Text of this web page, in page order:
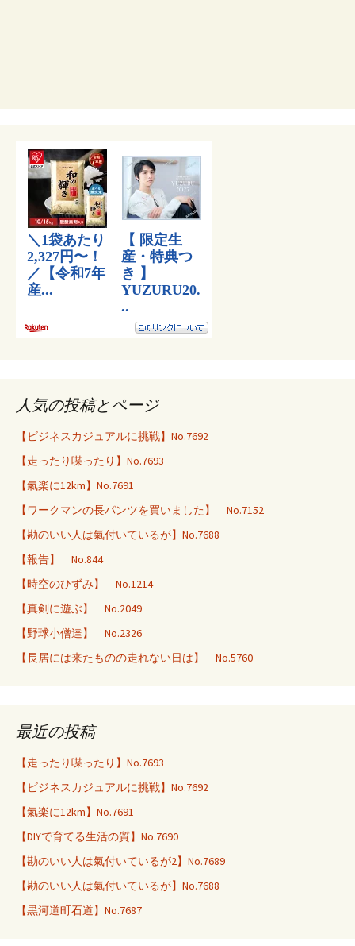
人気の投稿とページ
【ビジネスカジュアルに挑戦】No.7692
【走ったり喋ったり】No.7693
【氣楽に12km】No.7691
【ワークマンの長パンツを買いました】 No.7152
【勘のいい人は氣付いているが】No.7688
【報告】 No.844
【時空のひずみ】 No.1214
【真剣に遊ぶ】 No.2049
【野球小僧達】 No.2326
【長居には来たものの走れない日は】 No.5760
最近の投稿
【走ったり喋ったり】No.7693
【ビジネスカジュアルに挑戦】No.7692
【氣楽に12km】No.7691
【DIYで育てる生活の質】No.7690
【勘のいい人は氣付いているが2】No.7689
【勘のいい人は氣付いているが】No.7688
【黒河道町石道】No.7687